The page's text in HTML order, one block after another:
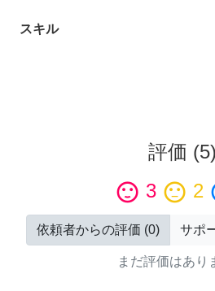
スキル
評価 (5)
sentiment_satisfied 3 sentiment_neutral 2
依頼者からの評価 (0) サポ
まだ評価はあり